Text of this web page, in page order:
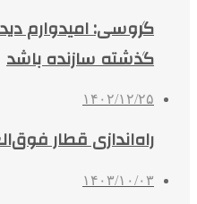
گروسی: امیدوارم
گذشته سازنده باشد
۱۴۰۲/۱۲/۲۵
راه‌اندازی قطار
۱۴۰۳/۱۰/۰۳